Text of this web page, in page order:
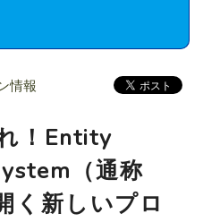
情報
！Entity
（通称
く新しいプロ